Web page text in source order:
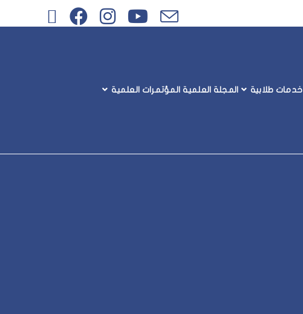
خدمات طلابية المجلة العلمية المؤتمرات العلمية